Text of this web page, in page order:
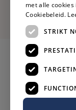
met alle
Cookiebeleid.
STRIKT